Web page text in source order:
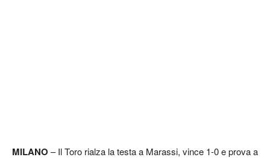
MILANO – Il Toro rialza la testa a Marassi, vince 1-0 e prova a